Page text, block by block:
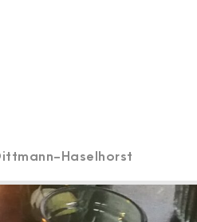
Haselhorst